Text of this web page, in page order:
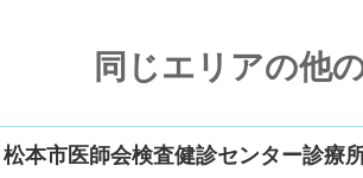
同じエリアの他
松本市医師会検査健診センター診療